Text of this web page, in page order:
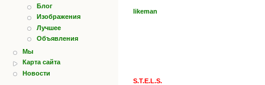
Блог
Изображения
Лучшее
Объявления
Мы
Карта сайта
Новости
likeman
S.T.E.L.S.